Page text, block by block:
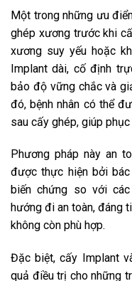
Một trong những ưu
ghép xương trước khi
xương suy yếu hoặc
Implant dài, cố định
bảo độ vững chắc và
đó, bệnh nhân có thể
sau cấy ghép, giúp
Phương pháp này an
được thực hiện bởi
biến chứng so với
hướng đi an toàn, đáng
không còn phù hợp.
Đặc biệt, cấy Implant
quả điều trị cho những